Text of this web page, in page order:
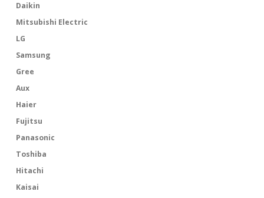
Daikin
Mitsubishi Electric
LG
Samsung
Gree
Aux
Haier
Fujitsu
Panasonic
Toshiba
Hitachi
Kaisai